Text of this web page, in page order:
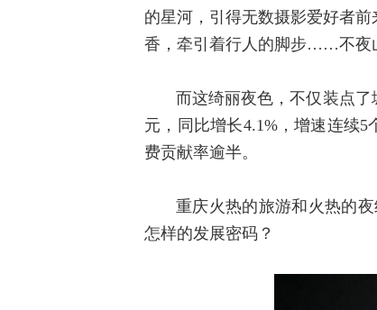
的星河，引得无数摄影爱好者
香，牵引着行人的脚步……不夜
而这绮丽夜色，不仅装点
元，同比增长4.1%，增速连续
费贡献率逾半。
重庆火热的旅游和火热的
怎样的发展密码？